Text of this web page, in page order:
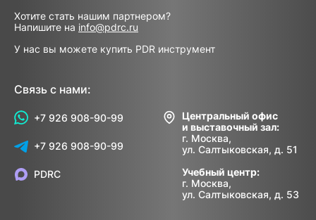
Хотите стать нашим партнером?
Напишите на info@pdrc.ru
У нас вы можете купить PDR инструмент
Связь с нами:
+7 926 908-90-99
+7 926 908-90-99
Центральный офис
и выставочный зал:
г. Москва,
ул. Салтыковская, д. 51
Учебный центр:
г. Москва,
ул. Салтыковская, д. 53
PDRC